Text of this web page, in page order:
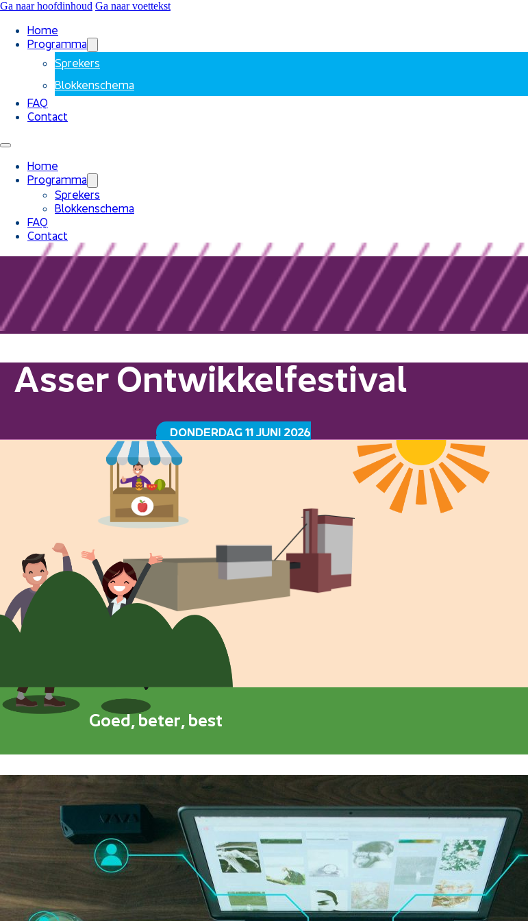
Ga naar hoofdinhoud Ga naar voettekst
Home
Programma
Sprekers
Blokkenschema
FAQ
Contact
Home
Programma
Sprekers
Blokkenschema
FAQ
Contact
Asser Ontwikkelfestival
DONDERDAG 11 JUNI 2026
GRAANSILO HAVENKADE
Goed, beter, best